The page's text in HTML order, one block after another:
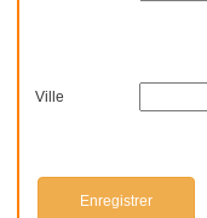
Ville
Enregistrer